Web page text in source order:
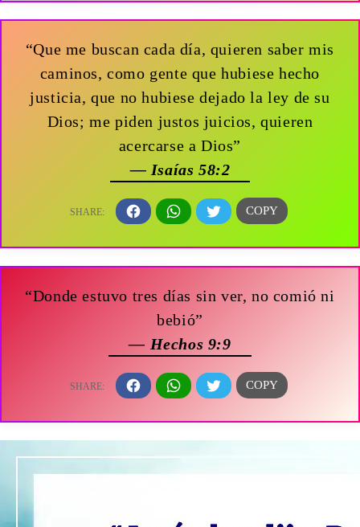
“Que me buscan cada día, quieren saber mis
caminos, como gente que hubiese hecho
justicia, que no hubiese dejado la ley de su
Dios; me piden justos juicios, quieren
acercarse a Dios”
— Isaías 58:2
“Donde estuvo tres días sin ver, no comió ni
bebió”
— Hechos 9:9